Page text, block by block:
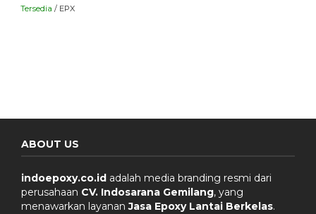
Tersedia / EPX
ABOUT US
indoepoxy.co.id adalah media branding resmi dari
perusahaan CV. Indosarana Gemilang, yang
menawarkan layananJasa Epoxy Lantai Berkelas.